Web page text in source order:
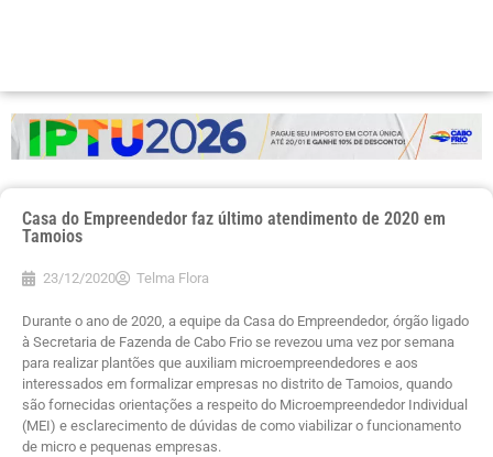
Casa do Empreendedor faz último atendimento de 2020 em
Tamoios
23/12/2020 Telma Flora
Durante o ano de 2020, a equipe da Casa do Empreendedor, órgão ligado
à Secretaria de Fazenda de Cabo Frio se revezou uma vez por semana
para realizar plantões que auxiliam microempreendedores e aos
interessados em formalizar empresas no distrito de Tamoios, quando
são fornecidas orientações a respeito do Microempreendedor Individual
(MEI) e esclarecimento de dúvidas de como viabilizar o funcionamento
de micro e pequenas empresas.